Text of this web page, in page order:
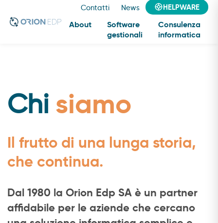
Contatti News HELPWARE
About
Software
gestionali
Consulenza
informatica
Chi siamo
Il frutto di una lunga storia,
che continua.
Dal 1980 la Orion Edp SA è un partner
affidabile per le aziende che cercano